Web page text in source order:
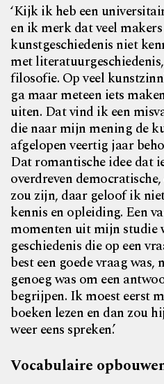
‘Kijk ik heb een
en ik merk dat veel
kunstgeschiedenis niet
met
filosofie. Op veel
ga maar meteen iets
uiten. Dat vind ik een
die naar mijn mening de
afgelopen veertig jaar
Dat romantische idee dat
overdreven
zou zijn, daar geloof ik
kennis en opleiding. Een
momenten uit mijn studie
geschiedenis die op een
best een goede vraag
genoeg was om een
begrijpen. Ik moest eerst
boeken lezen en dan zou
weer eens spreken.’
Vocabulaire